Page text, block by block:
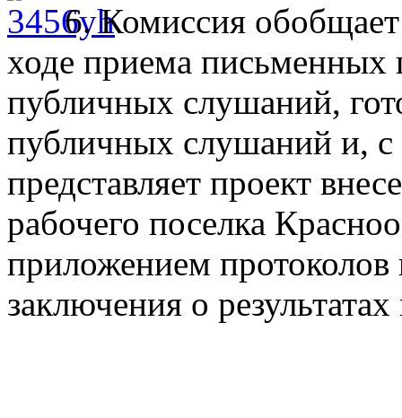
6. Комиссия
ходе приема письменных
публичных слушаний,
публичных слушаний и, с
представляет проект
рабочего поселка
приложением
заключения о